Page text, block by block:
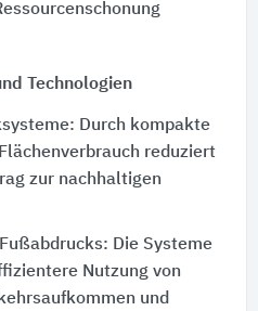
Technologien
Durch kompakte
reduziert
zur nachhaltigen
Die Systeme
Nutzung von
und